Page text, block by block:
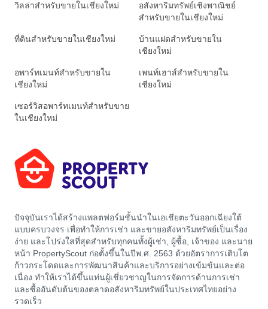
วิลล่าสำหรับขายในเชียงใหม่
อสังหาริมทรัพย์เชิงพาณิชย์
สำหรับขายในเชียงใหม่
ที่ดินสำหรับขายในเชียงใหม่
บ้านแฝดสำหรับขายใน
เชียงใหม่
อพาร์ทเมนท์สำหรับขายใน
เชียงใหม่
เพนท์เฮาส์สำหรับขายใน
เชียงใหม่
เซอร์วิสอพาร์ทเมนท์สำหรับขาย
ในเชียงใหม่
ปัจจุบันเราได้สร้างแพลตฟอร์มชั้นนำในเอเชียตะวันออกเฉียงใต้
แบบครบวงจร เพื่อทำให้การเช่า และขายอสังหาริมทรัพย์เป็นเรื่อง
ง่าย และโปร่งใสที่สุดสำหรับทุกคนทั้งผู้เช่า, ผู้ซื้อ, เจ้าของ และนาย
หน้า PropertyScout ก่อตั้งขึ้นในปีพ.ศ. 2563 ด้วยอัตราการเติบโต
ก้าวกระโดดและการพัฒนาสินค้าและบริการอย่างเข้มข้นและต่อ
เนื่อง ทำให้เราได้ขึ้นแท่นผู้เชี่ยวชาญในการจัดการด้านการเช่า
และซื้ออันดับต้นของตลาดอสังหาริมทรัพย์ในประเทศไทยอย่าง
รวดเร็ว